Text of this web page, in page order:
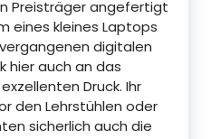
Preisträger angefertigt
eines kleines Laptops
digitalen
hier auch an das
Druck. Ihr
den Lehrstühlen oder
sicherlich auch die